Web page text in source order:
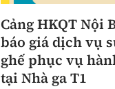
Cảng HKQT Nội
báo giá dịch vụ
ghế phục vụ
tại Nhà ga T1